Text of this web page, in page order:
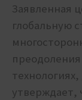
Заявленная
глобальную
утверждает,